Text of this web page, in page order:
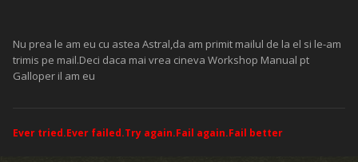
Nu prea le am eu cu astea Astral,da am primit mailul de la el si le-am
trimis pe mail.Deci daca mai vrea cineva Workshop Manual pt
Galloper il am eu
Ever tried.Ever failed.Try again.Fail again.Fail better